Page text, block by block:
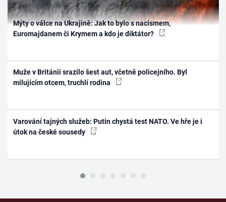
Mýty o válce na Ukrajině: Jak to bylo s nacismem,
Euromajdanem či Krymem a kdo je diktátor?
Muže v Británii srazilo šest aut, včetně policejního. Byl
milujícím otcem, truchlí rodina
Varování tajných služeb: Putin chystá test NATO. Ve hře je i
útok na české sousedy